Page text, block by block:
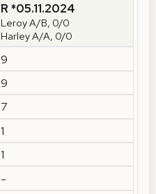
R *05.11.2024
Leroy A/B, 0/0
Harley A/A, 0/0
9
9
7
1
1
-